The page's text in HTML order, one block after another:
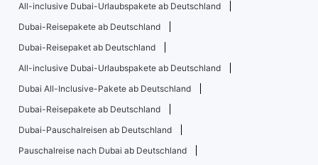
All-inclusive Dubai-Urlaubspakete ab Deutschland
Dubai-Reisepakete ab Deutschland
Dubai-Reisepaket ab Deutschland
All-inclusive Dubai-Urlaubspakete ab Deutschland
Dubai All-Inclusive-Pakete ab Deutschland
Dubai-Reisepakete ab Deutschland
Dubai-Pauschalreisen ab Deutschland
Pauschalreise nach Dubai ab Deutschland